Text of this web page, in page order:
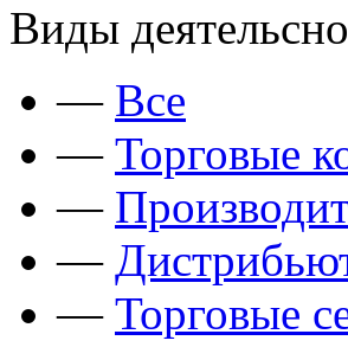
Виды
— Все
— Торговые
—
—
— Торговые